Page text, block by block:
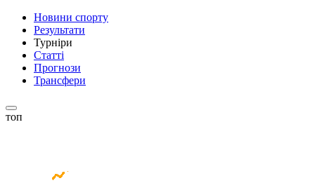
Новини спорту
Результати
Турніри
Статті
Прогнози
Трансфери
топ